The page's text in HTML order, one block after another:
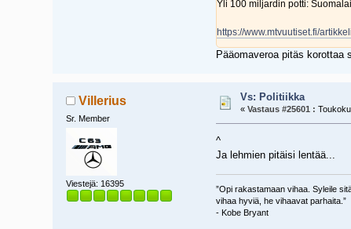
Yli 100 miljardin potti:
https://www.mtvuutiset.fi/
Pääomaveroa pitäs korottaa
Villerius
Sr. Member
Viestejä: 16395
Vs: Politiikka
« Vastaus #25601 :
^
Ja lehmien pitäisi lentää...
”Opi rakastamaan vihaa. Syleile
vihaa hyviä, he vihaavat parhaita.”
- Kobe Bryant